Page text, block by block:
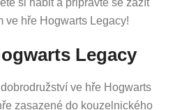
ve hře Hogwarts Legacy!
Legacy
ve hře Hogwarts
zasazené do kouzelnického